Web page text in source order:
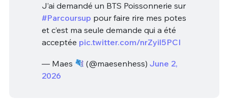
J’ai demandé un BTS Poissonnerie sur
#Parcoursup pour faire rire mes potes
et c’est ma seule demande qui a été
acceptée pic.twitter.com/nrZyil5PCI
— Maes (@maesenhess) June 2,
2026